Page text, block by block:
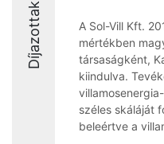
Díjazottak
A Sol-Vill Kft.
mértékben
társaságként,
kiindulva.
széles skáláját
beleértve a